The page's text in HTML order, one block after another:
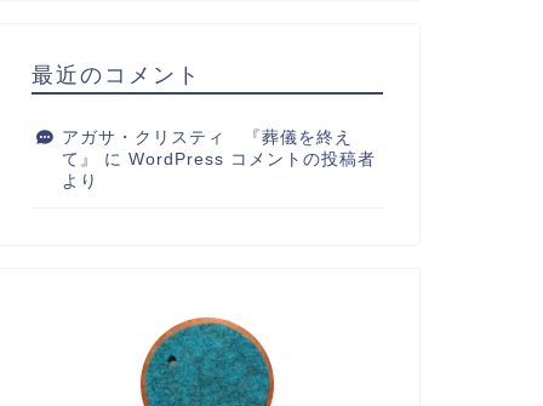
最近のコメント
アガサ・クリスティ 『葬儀を終え
て』
に WordPress コメントの投稿者
より